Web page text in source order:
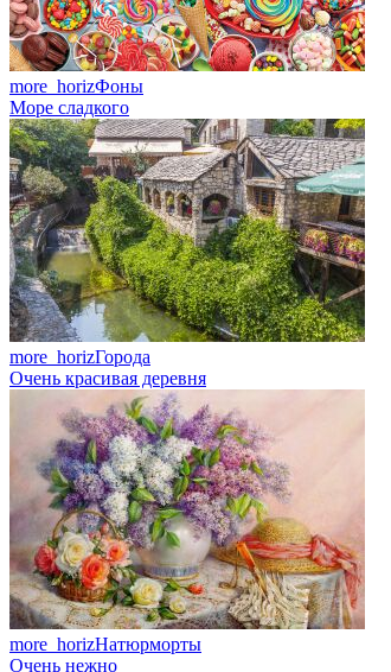
more_horizФоны
Море сладкого
more_horizГорода
Очень красивая деревня
more_horizНатюрморты
Очень нежно